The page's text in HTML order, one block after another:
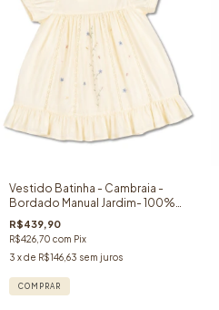
Vestido Batinha - Cambraia -
Bordado Manual Jardim- 100%
Algodão- Creme
R$439,90
R$426,70 com Pix
3 x de R$146,63 sem juros
COMPRAR